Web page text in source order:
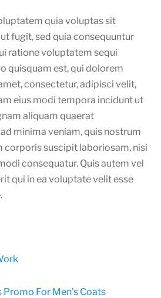
quia voluptas sit
fugit, sed quia consequuntur
ratione voluptatem sequi
quisquam est, qui dolorem
consectetur, adipisci velit,
eius modi tempora incidunt ut
aliquam quaerat
minima veniam, quis nostrum
corporis suscipit laboriosam, nisi
consequatur. Quis autem vel
qui in ea voluptate velit esse
For Men’s Coats